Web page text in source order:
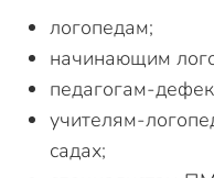
логопедам;
начинающим
педагогам-
учителям-
садах;